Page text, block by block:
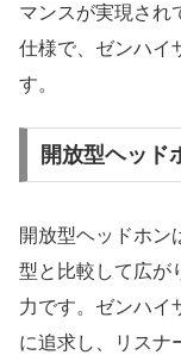
マンスが実現され
仕様で、ゼンハイ
す。
開放型ヘッド
開放型ヘッドホン
型と比較して広が
力です。ゼンハイ
に追求し、リスナ